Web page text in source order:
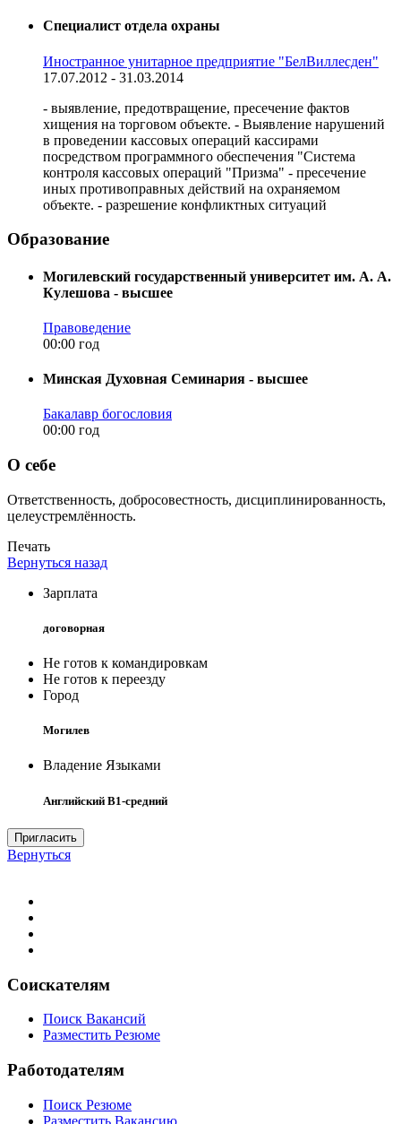
Специалист отдела охраны
Иностранное унитарное предприятие "БелВиллесден"
17.07.2012 - 31.03.2014
- выявление, предотвращение, пресечение фактов
хищения на торговом объекте. - Выявление нарушений
в проведении кассовых операций кассирами
посредством программного обеспечения "Система
контроля кассовых операций "Призма" - пресечение
иных противоправных действий на охраняемом
объекте. - разрешение конфликтных ситуаций
Образование
Могилевский государственный университет им. А. А.
Кулешова - высшее
Правоведение
00:00 год
Минская Духовная Семинария - высшее
Бакалавр богословия
00:00 год
О себе
Ответственность, добросовестность, дисциплинированность,
целеустремлённость.
Печать
Вернуться назад
Зарплата
договорная
Не готов к командировкам
Не готов к переезду
Город
Могилев
Владение Языками
Английский B1-средний
Пригласить
Вернуться
Соискателям
Поиск Вакансий
Разместить Резюме
Работодателям
Поиск Резюме
Разместить Вакансию